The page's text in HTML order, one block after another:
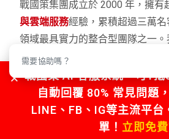
戰國策集團成立於 2000 年，擁有
與雲端服務經驗，累積超過三萬
領域最具實力的整合型團隊之一
有多年的資訊安全經驗，持有國際
戰國策 AI 客服系統，可1
自動回覆 80% 常見問題
LINE、FB、IG等主流平台
單！ 立即免
需要協助嗎？